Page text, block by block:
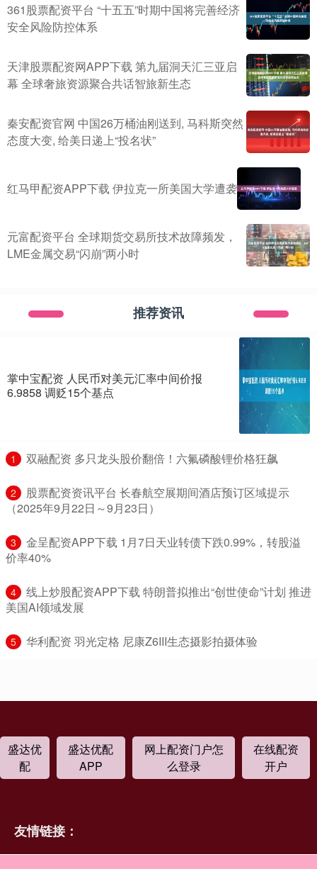
361股票配资平台 “十五五”时期中国将完善经济
安全风险防控体系
天津股票配资网APP下载 第九届洞天汇三亚启
幕 全球奢旅资源聚合共话智旅新生态
秦安配资官网 中国26万桶油刚送到, 马科斯突然
态度大变, 给美日递上“投名状”
红马甲配资APP下载 伊拉克一所美国大学遭袭
元富配资平台 全球期货交易所技术故障频发，
LME金属交易“闪崩”两小时
推荐资讯
掌中宝配资 人民币对美元汇率中间价报
6.9858 调贬15个基点
1 ​双融配资 多只龙头股价翻倍！六氟磷酸锂价格狂飙
2
​股票配资资讯平台 长春航空展期间酒店预订区域提示
（2025年9月22日～9月23日）
3
​金呈配资APP下载 1月7日天业转债下跌0.99%，转股溢
价率40%
4
​线上炒股配资APP下载 特朗普拟推出“创世使命”计划 推进
美国AI领域发展
5 ​华利配资 羽光定格 尼康Z6III生态摄影拍摄体验
盛达优
配
盛达优配
APP
网上配资门户怎
么登录
在线配资
开户
友情链接：